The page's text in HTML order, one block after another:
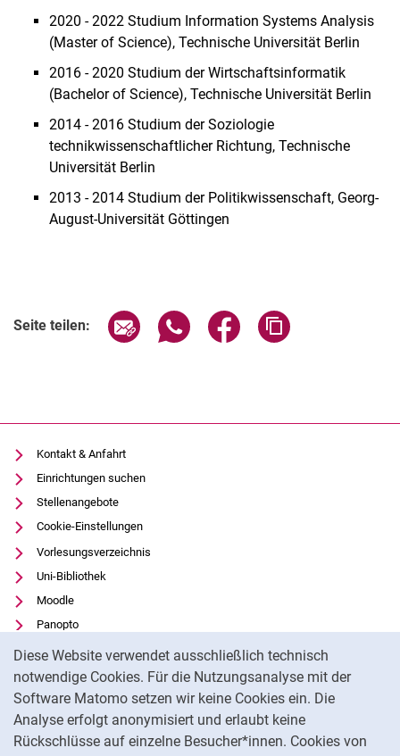
Diese Website verwendet ausschließlich technisch
notwendige Cookies. Für die Nutzungsanalyse mit der
Software Matomo setzen wir keine Cookies ein. Die
Analyse erfolgt anonymisiert und erlaubt keine
Rückschlüsse auf einzelne Besucher*innen. Cookies von
2020 - 2022 Studium Information Systems Analysis
(Master of Science), Technische Universität Berlin
2016 - 2020 Studium der Wirtschaftsinformatik
(Bachelor of Science), Technische Universität Berlin
2014 - 2016 Studium der Soziologie
technikwissenschaftlicher Richtung, Technische
Universität Berlin
2013 - 2014 Studium der Politikwissenschaft, Georg-
August-Universität Göttingen
Seite teilen: Seite über E-Mail teilen
Seite über WhatsApp teilen
Seite über Facebook
Kontakt & Anfahrt
Einrichtungen suchen
Stellenangebote
Cookie-Einstellungen
Vorlesungsverzeichnis
Uni-Bibliothek
Moodle
Panopto
Datenschutz
Barrierefreiheit
Transparenter KI-Einsatz
Impressum